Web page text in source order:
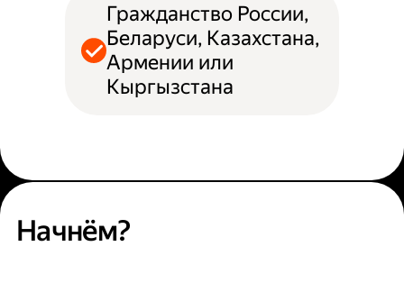
Гражданство России,
Беларуси, Казахстана,
Армении или
Кыргызстана
Начнём?